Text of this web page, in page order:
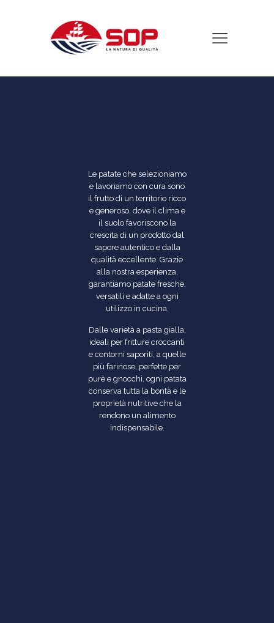
Le patate che selezioniamo
e lavoriamo con cura sono
il frutto di un territorio ricco
e generoso, dove il clima e
il suolo favoriscono la
crescita di un prodotto dal
sapore autentico e dalla
qualità eccellente. Grazie
alla nostra esperienza,
garantiamo patate fresche,
versatili e adatte a ogni
utilizzo in cucina.
Dalle varietà a pasta gialla,
ideali per fritture croccanti
e contorni saporiti, a quelle
più farinose, perfette per
purè e gnocchi, ogni patata
conserva tutta la bontà e le
proprietà nutritive che la
rendono un alimento
indispensabile.